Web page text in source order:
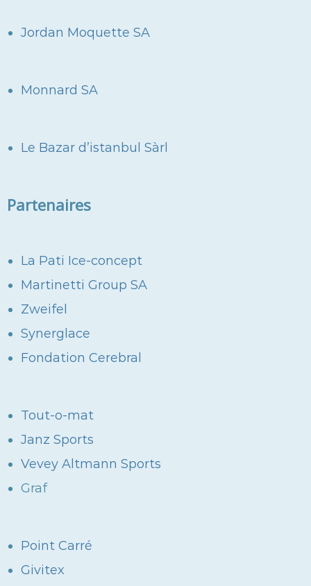
Jordan Moquette SA
Monnard SA
Le Bazar d’istanbul Sàrl
Partenaires
La Pati Ice-concept
Martinetti Group SA
Zweifel
Synerglace
Fondation Cerebral
Tout-o-mat
Janz Sports
Vevey Altmann Sports
Graf
Point Carré
Givitex